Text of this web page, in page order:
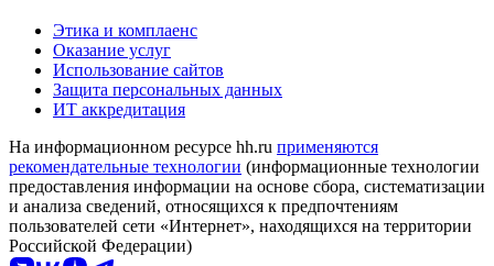
Этика и комплаенс
Оказание услуг
Использование сайтов
Защита персональных данных
ИТ аккредитация
На информационном ресурсе hh.ru применяются
рекомендательные технологии (информационные технологии
предоставления информации на основе сбора, систематизации
и анализа сведений, относящихся к предпочтениям
пользователей сети «Интернет», находящихся на территории
Российской Федерации)